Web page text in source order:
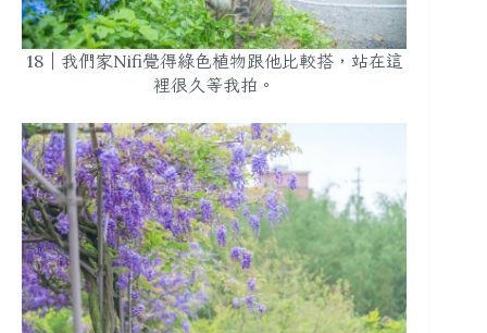
18｜我們家Nifi覺得綠色植物跟他比較搭，站在這
裡很久等我拍。